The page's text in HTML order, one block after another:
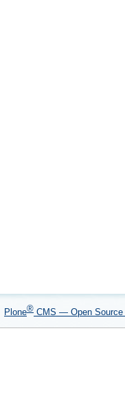
Plone® CMS — Open Source